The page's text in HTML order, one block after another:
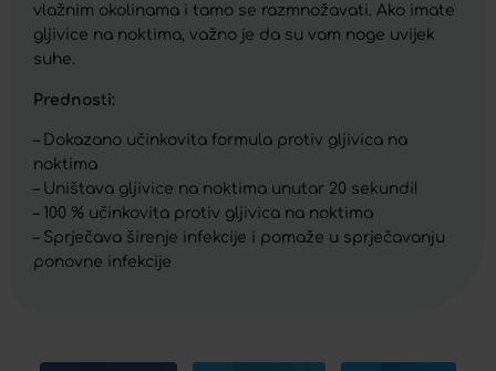
vlažnim okolinama i tamo se razmnožavati. Ako imate
gljivice na noktima, važno je da su vam noge uvijek
suhe.
Prednosti:
– Dokazano učinkovita formula protiv gljivica na
noktima
– Uništava gljivice na noktima unutar 20 sekundi!
– 100 % učinkovita protiv gljivica na noktima
– Sprječava širenje infekcije i pomaže u sprječavanju
ponovne infekcije